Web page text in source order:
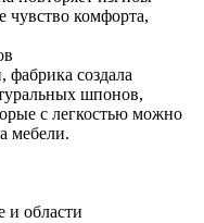
чувство комфорта,
создала
шпонов,
с легкостью можно
мебели.
и области